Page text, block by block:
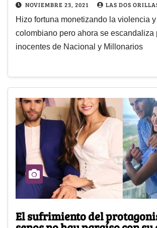
NOVIEMBRE 23, 2021 LAS DOS
Hizo fortuna monetizando la violencia
colombiano pero ahora se escandaliza
inocentes de Nacional y Millonarios
El sufrimiento del